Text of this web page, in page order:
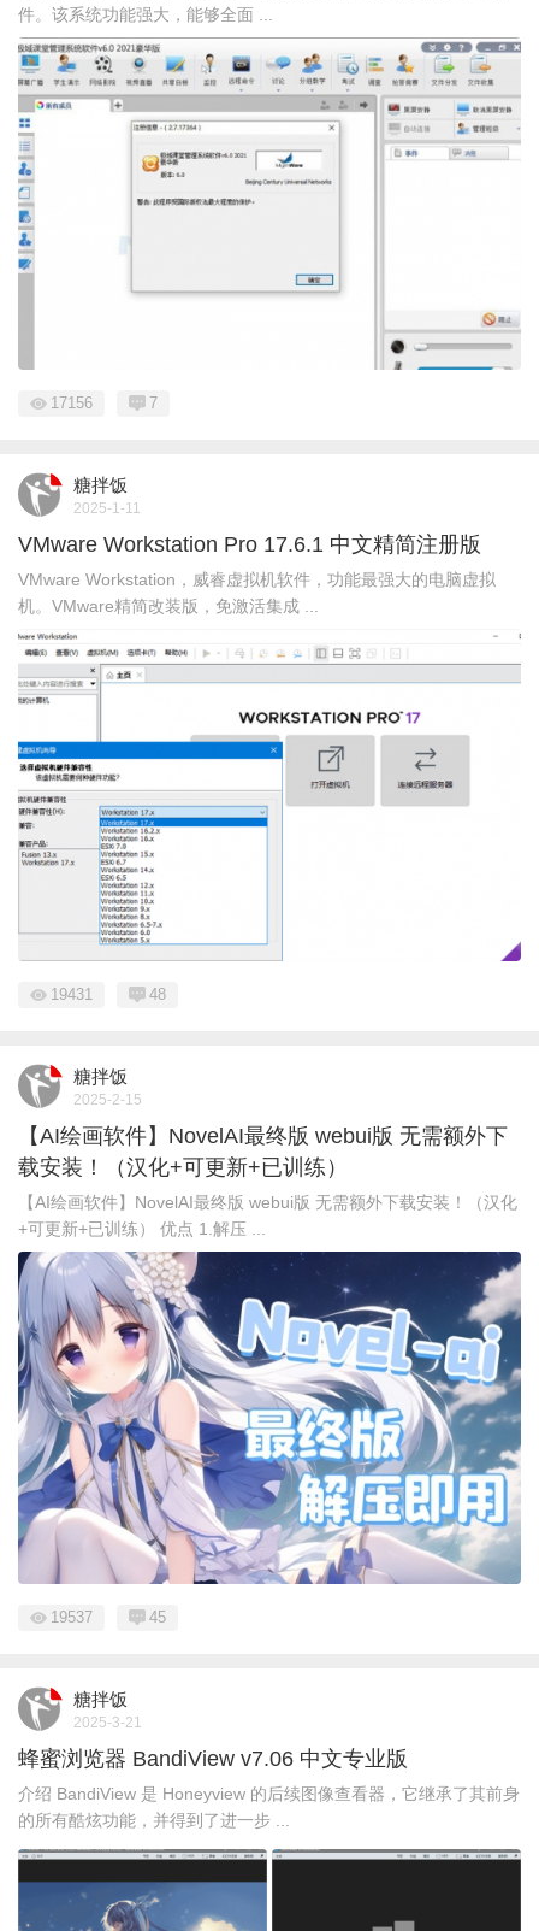
件。该系统功能强大，能够全面 ...
17156 7
糖拌饭
2025-1-11
VMware Workstation Pro 17.6.1 中文精简注册版
VMware Workstation，威睿虚拟机软件，功能最强大的电脑虚拟
机。VMware精简改装版，免激活集成 ...
19431 48
糖拌饭
2025-2-15
【AI绘画软件】NovelAI最终版 webui版 无需额外下
载安装！（汉化+可更新+已训练）
【AI绘画软件】NovelAI最终版 webui版 无需额外下载安装！（汉化
+可更新+已训练） 优点 1.解压 ...
19537 45
糖拌饭
2025-3-21
蜂蜜浏览器 BandiView v7.06 中文专业版
介绍 BandiView 是 Honeyview 的后续图像查看器，它继承了其前身
的所有酷炫功能，并得到了进一步 ...